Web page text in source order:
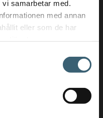
samarbetar med.
med annan
eller som de har